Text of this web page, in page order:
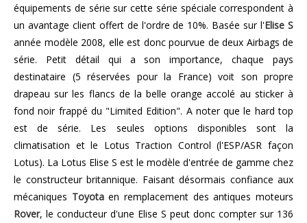
équipements de série sur cette série spéciale correspondent à
un avantage client offert de l'ordre de 10%. Basée sur l'Elise S
année modèle 2008, elle est donc pourvue de deux Airbags de
série. Petit détail qui a son importance, chaque pays
destinataire (5 réservées pour la France) voit son propre
drapeau sur les flancs de la belle orange accolé au sticker à
fond noir frappé du "Limited Edition". A noter que le hard top
est de série. Les seules options disponibles sont la
climatisation et le Lotus Traction Control (l'ESP/ASR façon
Lotus). La Lotus Elise S est le modèle d'entrée de gamme chez
le constructeur britannique. Faisant désormais confiance aux
mécaniques Toyotaen remplacement des antiques moteurs
Rover, le conducteur d'une Elise S peut donc compter sur 136